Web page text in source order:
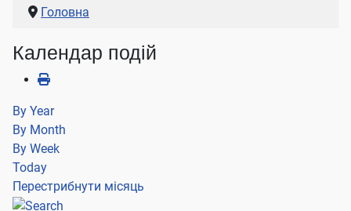
Головна
Календар подій
By Year
By Month
By Week
Today
Перестрибнути місяць